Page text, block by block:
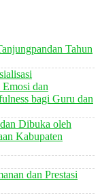
Tahun
dan
bagi Guru dan
Dibuka oleh
Kabupaten
dan Prestasi